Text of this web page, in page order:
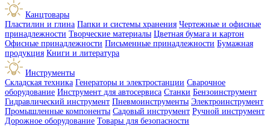
Канцтовары
Пластилин и глина Папки и системы хранения Чертежные и офисные
принадлежности Творческие материалы Цветная бумага и картон
Офисные принадлежности Письменные принадлежности Бумажная
продукция Книги и литература
Инструменты
Складская техника Генераторы и электростанции Сварочное
оборудование Инструмент для автосервиса Станки Бензоинструмент
Гидравлический инструмент Пневмоинструменты Электроинструмент
Промышленные компоненты Садовый инструмент Ручной инструмент
Дорожное оборудование Товары для безопасности